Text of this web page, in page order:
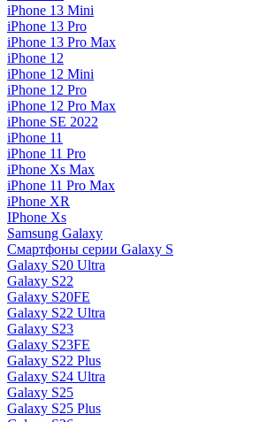
iPhone 13 Mini
iPhone 13 Pro
iPhone 13 Pro Max
iPhone 12
iPhone 12 Mini
iPhone 12 Pro
iPhone 12 Pro Max
iPhone SE 2022
iPhone 11
iPhone 11 Pro
iPhone Xs Max
iPhone 11 Pro Max
iPhone XR
IPhone Xs
Samsung Galaxy
Смартфоны серии Galaxy S
Galaxy S20 Ultra
Galaxy S22
Galaxy S20FE
Galaxy S22 Ultra
Galaxy S23
Galaxy S23FE
Galaxy S22 Plus
Galaxy S24 Ultra
Galaxy S25
Galaxy S25 Plus